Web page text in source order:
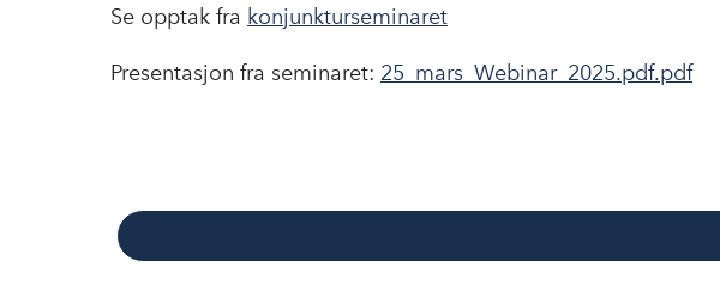
Se opptak fra konjunkturseminaret
Presentasjon fra seminaret: 25_mars_Webinar_2025.pdf.pdf